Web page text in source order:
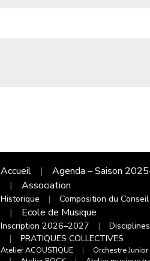
Accueil
Agenda – Saison
Association
Historique Composition du
Ecole de Musique
Inscription 2026–2027
PRATIQUES COLLECTIVES
Atelier ACOUSTIQUE Orchestre